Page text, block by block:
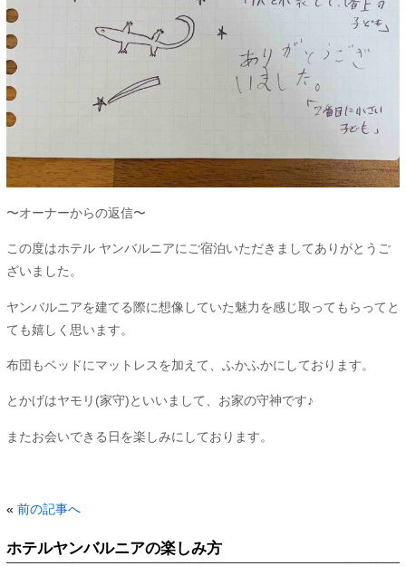
〜オーナーからの返信〜
この度はホテル ヤンバルニアにご宿泊いただきましてありがとうご
ざいました。
ヤンバルニアを建てる際に想像していた魅力を感じ取ってもらってと
ても嬉しく思います。
布団もベッドにマットレスを加えて、ふかふかにしております。
とかげはヤモリ(家守)といいまして、お家の守神です♪
またお会いできる日を楽しみにしております。
« 前の記事へ
ホテルヤンバルニアの楽しみ方